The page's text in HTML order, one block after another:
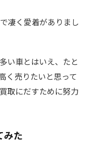
凄く愛着がありまし
い車とはいえ、たと
く売りたいと思って
取にだすために努力
みた